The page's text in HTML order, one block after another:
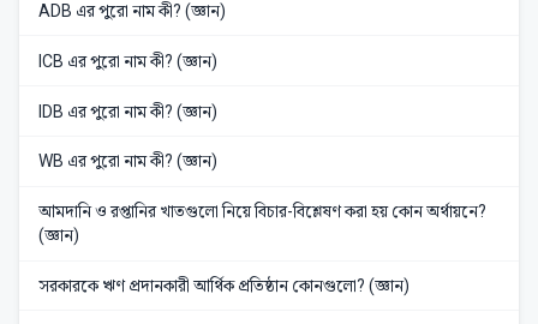
ADB এর পুরো নাম কী? (জ্ঞান)
ICB এর পুরো নাম কী? (জ্ঞান)
IDB এর পুরো নাম কী? (জ্ঞান)
WB এর পুরো নাম কী? (জ্ঞান)
আমদানি ও রপ্তানির খাতগুলো নিয়ে বিচার-বিশ্লেষণ করা হয় কোন অর্থায়নে?
(জ্ঞান)
সরকারকে ঋণ প্রদানকারী আর্থিক প্রতিষ্ঠান কোনগুলো? (জ্ঞান)